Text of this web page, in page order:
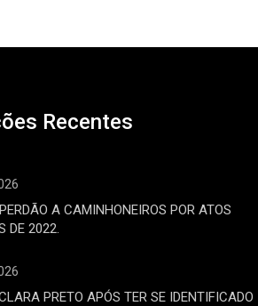
Recentes
A CAMINHONEIROS POR ATOS
DE 2022.
PRETO APÓS TER SE IDENTIFICADO